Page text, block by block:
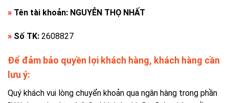
» Tên tài khoản: NGUYỄN THỌ NHẤT
» Số TK: 2608827
Để đảm bảo quyền lợi khách hàng, khách hàng cần
lưu ý:
Quý khách vui lòng chuyển khoản qua ngân hàng trong phần